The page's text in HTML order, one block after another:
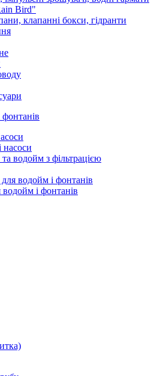
Bird"
клапанні бокси, гідранти
насоси
водойм з фільтрацією
водойм і фонтанів
і фонтанів